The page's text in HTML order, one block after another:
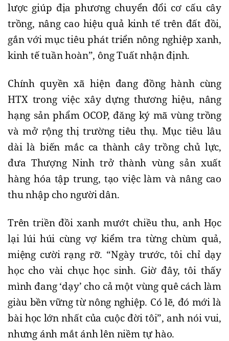
lược giúp địa phương chuyển đổi cơ cấu cây
trồng, nâng cao hiệu quả kinh tế trên đất đồi,
gắn với mục tiêu phát triển nông nghiệp xanh,
kinh tế tuần hoàn”, ông Tuất nhận định.
Chính quyền xã hiện đang đồng hành cùng
HTX trong việc xây dựng thương hiệu, nâng
hạng sản phẩm OCOP, đăng ký mã vùng trồng
và mở rộng thị trường tiêu thụ. Mục tiêu lâu
dài là biến mắc ca thành cây trồng chủ lực,
đưa Thượng Ninh trở thành vùng sản xuất
hàng hóa tập trung, tạo việc làm và nâng cao
thu nhập cho người dân.
Trên triền đồi xanh mướt chiều thu, anh Học
lại lúi húi cùng vợ kiểm tra từng chùm quả,
miệng cười rạng rỡ. “Ngày trước, tôi chỉ dạy
học cho vài chục học sinh. Giờ đây, tôi thấy
mình đang ‘dạy’ cho cả một vùng quê cách làm
giàu bền vững từ nông nghiệp. Có lẽ, đó mới là
bài học lớn nhất của cuộc đời tôi”, anh nói vui,
nhưng ánh mắt ánh lên niềm tự hào.